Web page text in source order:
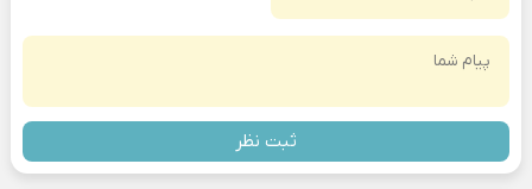
ثبت نظر